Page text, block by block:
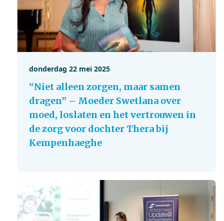
donderdag 22 mei 2025
“Niet alleen zorgen, maar samen
dragen” – Moeder Swetlana over
moed, loslaten en het vertrouwen in
de zorg voor dochter Thera bij
Kempenhaeghe